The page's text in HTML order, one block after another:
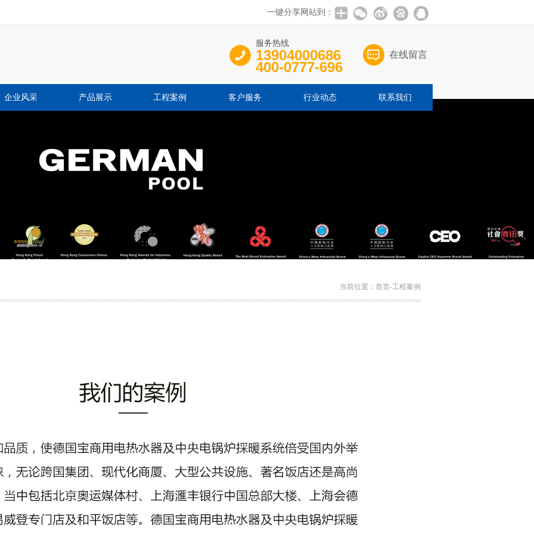
一键分享网站到：
在线留言
服务热线
13904000686
400-0777-696
企业风采 产品展示 工程案例 客户服务 行业动态 联系我们
当前位置： 首页-工程案例